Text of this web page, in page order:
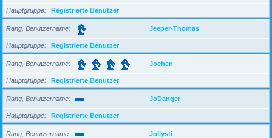
Hauptgruppe Registrierte Benutzer
Rang, Benutzername Jeeper-Thomas
Hauptgruppe Registrierte Benutzer
Rang, Benutzername Jochen
Hauptgruppe Registrierte Benutzer
Rang, Benutzername JoDanger
Hauptgruppe Registrierte Benutzer
Rang, Benutzername Jollysti